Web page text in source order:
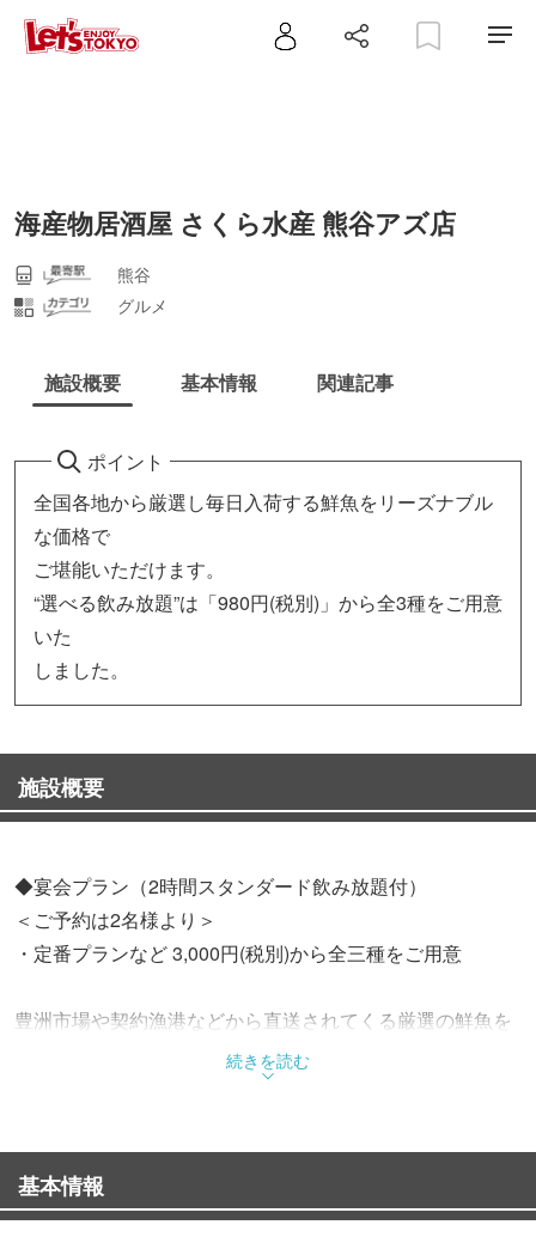
海産物居酒屋 さくら水産 熊谷アズ店
熊谷
グルメ
施設概要 基本情報 関連記事
ポイント
全国各地から厳選し毎日入荷する鮮魚をリーズナブル
な価格で
ご堪能いただけます。
“選べる飲み放題”は「980円(税別)」から全3種をご用意
いた
しました。
施設概要
◆宴会プラン（2時間スタンダード飲み放題付）
＜ご予約は2名様より＞
・定番プランなど 3,000円(税別)から全三種をご用意
豊洲市場や契約漁港などから直送されてくる厳選の鮮魚を
ふんだんに使った逸品料理をご提供！
生ビールやサワーなど定番ドリンク（約48種）の飲み放題
お酒も料理も心行くまでご満喫いただけます。
◆おすすめ
続きを読む
基本情報